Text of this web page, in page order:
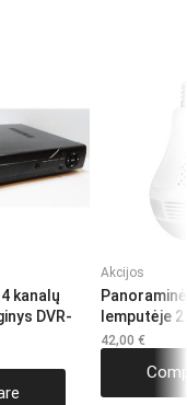
kanalų
DVR-
Akcijos
lemputėje
42,00€